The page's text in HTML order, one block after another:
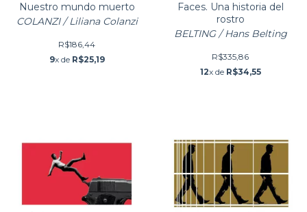
Nuestro mundo muerto
COLANZI / Liliana Colanzi
R$186,44
9x de R$25,19
Faces. Una historia del
rostro
BELTING / Hans Belting
R$335,86
12x de R$34,55